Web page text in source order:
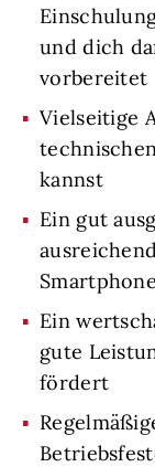
und dich
vorbereitet
Vielseitige
kannst
Ein gut
Smartphone
Ein
gute
fördert